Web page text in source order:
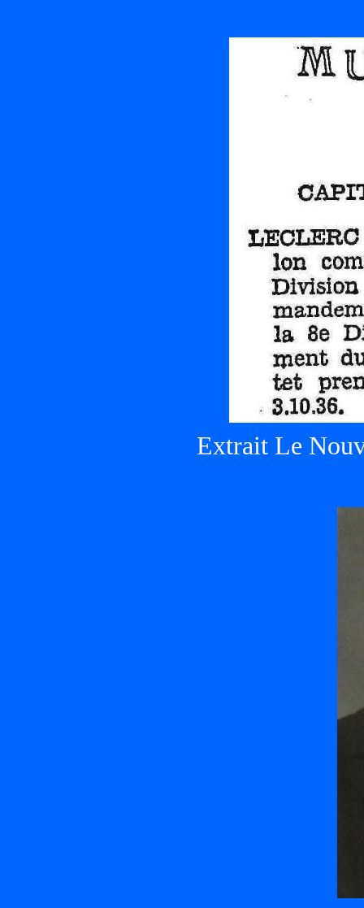
Extrait Le